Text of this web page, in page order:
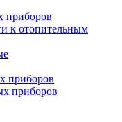
приборов
к отопительным
приборов
приборов